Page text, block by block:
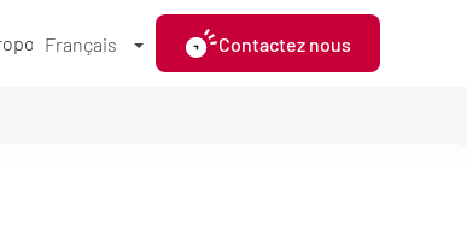
Français Contactez nous